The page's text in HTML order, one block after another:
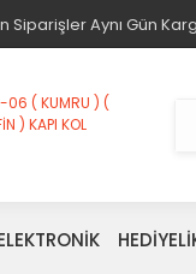
Siparişler Aynı Gün